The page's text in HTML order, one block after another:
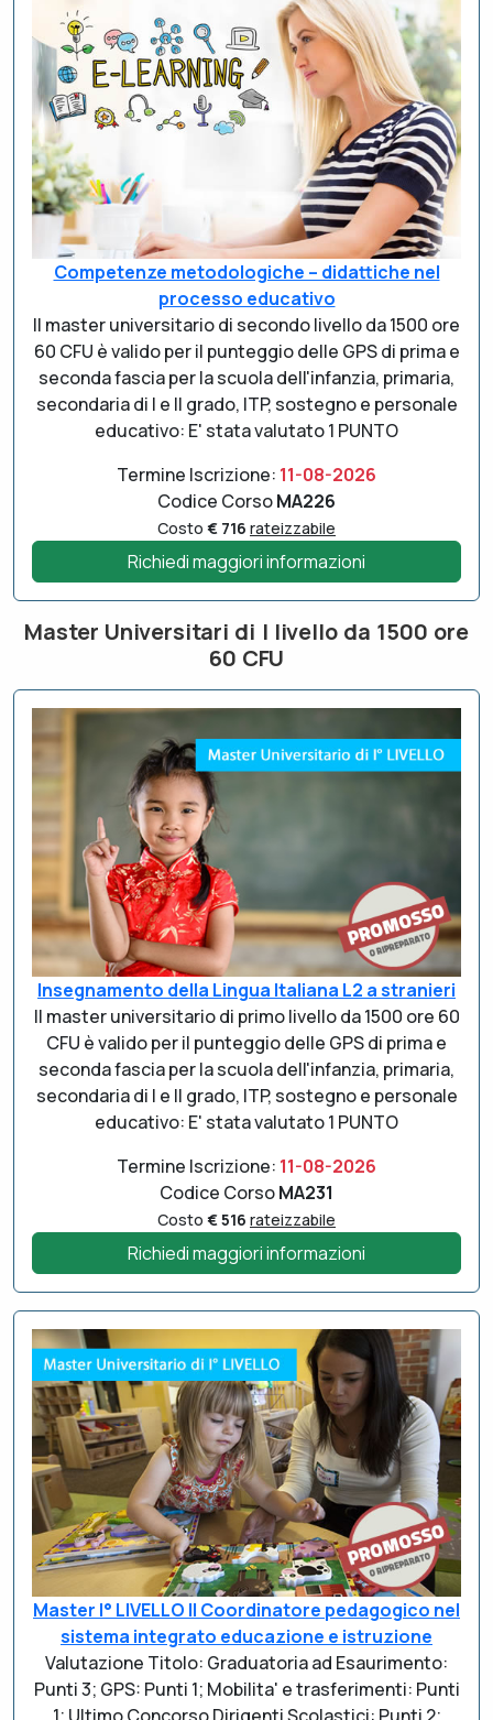
Competenze metodologiche – didattiche nel
processo educativo
Il master universitario di secondo livello da 1500 ore
60 CFU è valido per il punteggio delle GPS di prima e
seconda fascia per la scuola dell'infanzia, primaria,
secondaria di I e II grado, ITP, sostegno e personale
educativo: E' stata valutato 1 PUNTO
Termine Iscrizione: 11-08-2026
Codice CorsoMA226
Costo € 716 rateizzabile
Richiedi maggiori informazioni
Master Universitari di I livello da 1500 ore
60 CFU
Insegnamento della Lingua Italiana L2 a stranieri
Il master universitario di primo livello da 1500 ore 60
CFU è valido per il punteggio delle GPS di prima e
seconda fascia per la scuola dell'infanzia, primaria,
secondaria di I e II grado, ITP, sostegno e personale
educativo: E' stata valutato 1 PUNTO
Termine Iscrizione: 11-08-2026
Codice CorsoMA231
Costo € 516 rateizzabile
Richiedi maggiori informazioni
Master I° LIVELLO Il Coordinatore pedagogico nel
sistema integrato educazione e istruzione
Valutazione Titolo: Graduatoria ad Esaurimento:
Punti 3; GPS: Punti 1; Mobilita' e trasferimenti: Punti